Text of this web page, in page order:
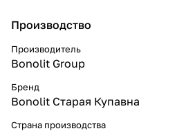
Производство
Производитель
Bonolit Group
Бренд
Bonolit Старая Купавна
Страна производства